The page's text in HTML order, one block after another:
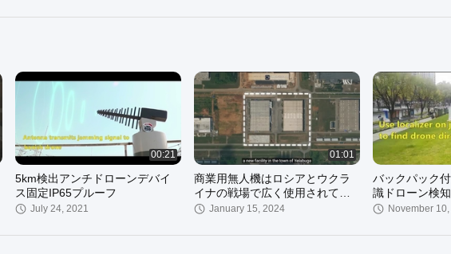
00:21
5km検出アンチドローンデバイ
ス固定IP65プルーフ
July 24, 2021
01:01
商業用無人機はロシアとウクラ
イナの戦場で広く使用されてい
ますJanuary 15, 2024
バックパック
識ドローン検
November